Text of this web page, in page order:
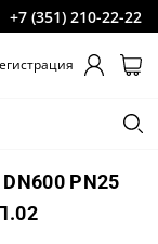
+7 (351) 210-22-22
PN25